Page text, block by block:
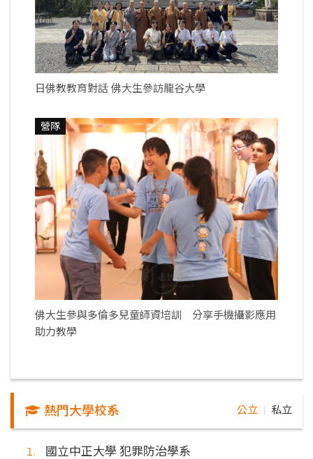
日佛教教育對話 佛大生參訪龍谷大學
營隊
佛大生參與多倫多兒童師資培訓 分享手機攝影應用
助力教學
熱門大學校系 公立 私立
國立中正大學 犯罪防治學系